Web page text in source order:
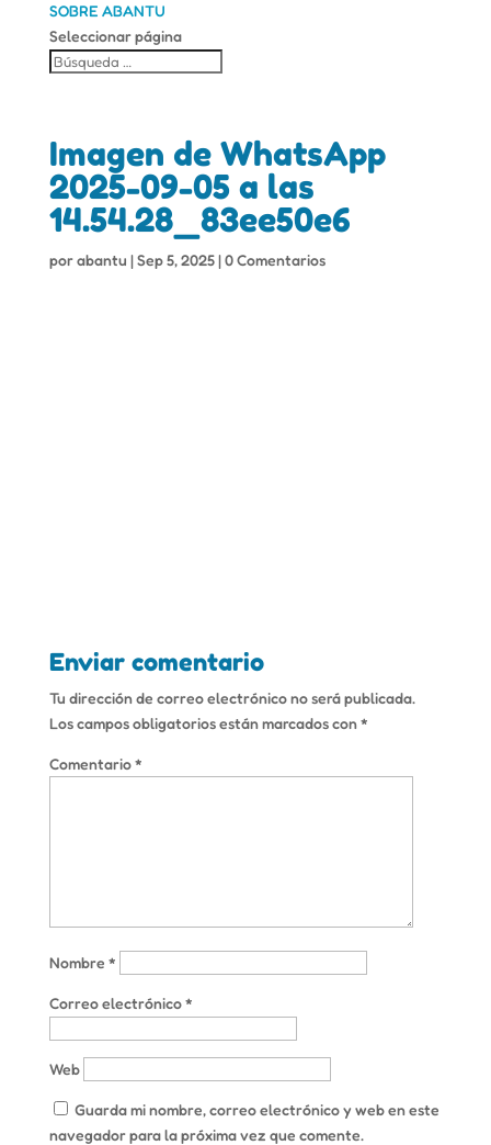
SOBRE ABANTU
Seleccionar página
Imagen de WhatsApp
2025-09-05 a las
14.54.28_83ee50e6
porabantu |Sep 5, 2025|0 Comentarios
Enviar comentario
Tu dirección de correo electrónico no será publicada.
Los campos obligatorios están marcados con*
Comentario*
Nombre *
Correo electrónico*
Web
Guarda mi nombre, correo electrónico y web en este
navegador para la próxima vez que comente.